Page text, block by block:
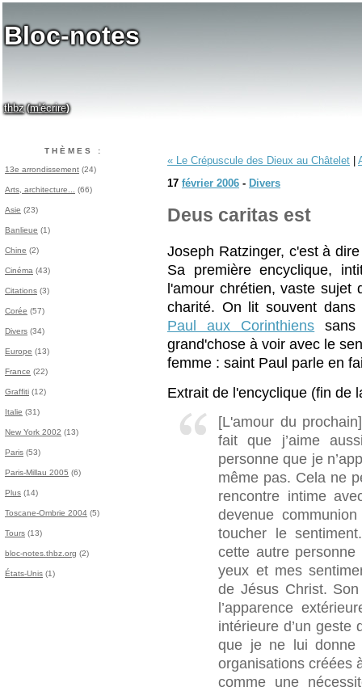
Bloc-notes
thbz(m'écrire)
THÈMES :
13e arrondissement (24)
Arts, architecture... (66)
Asie (23)
Banlieue (1)
Chine (2)
Cinéma (43)
Citations (3)
Corée (57)
Divers (34)
Europe (13)
France (22)
Graffiti (12)
Italie (31)
New York 2002 (13)
Paris (53)
Paris-Millau 2005 (6)
Plus (14)
Toscane-Ombrie 2004 (5)
Tours (13)
bloc-notes.thbz.org (2)
États-Unis (1)
« Le Crépuscule des Dieux au Châtelet
17 février 2006 - Divers
Deus caritas est
Joseph Ratzinger, c'est à
Sa première encyclique,
l'amour chrétien, vaste
charité. On lit souvent
Paul aux Corinthiens
grand'chose à voir avec le
femme : saint Paul parle en
Extrait de l'encyclique (fin de
[L'amour du
fait que j’aime
personne que je
même pas. Cela ne
rencontre intime
devenue
toucher le
cette autre
yeux et mes
de Jésus Christ.
l’apparence
intérieure d’un geste
que je ne lui donne
organisations créées
comme une